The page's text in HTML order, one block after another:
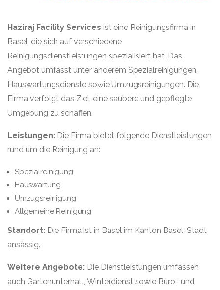
Haziraj Facility Services ist eine Reinigungsfirma in
Basel, die sich auf verschiedene
Reinigungsdienstleistungen spezialisiert hat. Das
Angebot umfasst unter anderem Spezialreinigungen,
Hauswartungsdienste sowie Umzugsreinigungen. Die
Firma verfolgt das Ziel, eine saubere und gepflegte
Umgebung zu schaffen.
Leistungen: Die Firma bietet folgende Dienstleistungen
rund um die Reinigung an:
Spezialreinigung
Hauswartung
Umzugsreinigung
Allgemeine Reinigung
Standort: Die Firma ist in Basel im Kanton Basel-Stadt
ansässig.
Weitere Angebote: Die Dienstleistungen umfassen
auch Gartenunterhalt, Winterdienst sowie Büro- und